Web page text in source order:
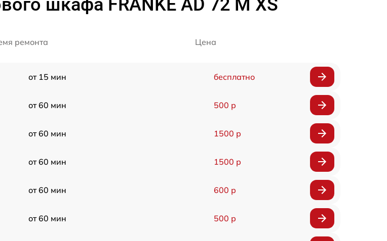
шкафа FRANKE AD 72 M XS
ремонта Цена
от 15 мин бесплатно
от 60 мин 500 р
от 60 мин 1500 р
от 60 мин 1500 р
от 60 мин 600 р
от 60 мин 500 р